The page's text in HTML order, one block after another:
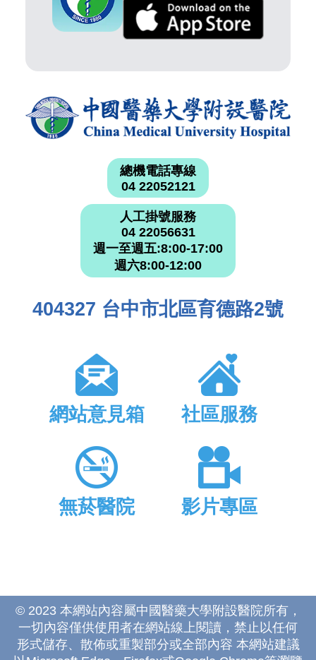
總機電話專線
04 22052121
人工掛號服務
04 22056631
週一至週五:8:00-17:00
週六8:00-12:00
404327 台中市北區育德路2號
網站意見箱 社區服務
無菸醫院 影片專區
© 2023 本網站內容屬中國醫藥大學附設醫院所有，
一切內容僅供使用者在網站線上閱讀，禁止以任何
形式儲存、散佈或重製部分或全部內容 本網站建議